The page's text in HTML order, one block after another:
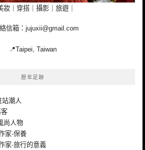
妝｜穿搭｜攝影｜旅遊｜
信箱： jujuxii@gmail.com
📍Taipei, Taiwan
歷年足跡
站潮人
尚人物
家-保養
家-旅行的意義